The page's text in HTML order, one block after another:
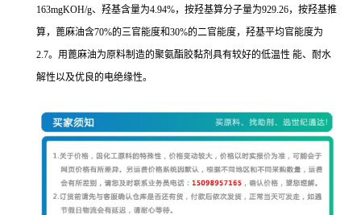
163mgKOH/g、羟基含量为4.94%，按羟基算分子量为929.26，按羟基推
算，蓖麻油含70%的三官能度和30%的二官能度，羟基平均官能度为
2.7。用蓖麻油为原料制造的聚氨酯胶黏剂具有较好的低温性 能、耐水
解性以及优良的电绝缘性。